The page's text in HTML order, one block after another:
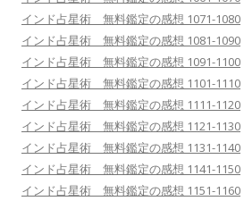
インド占星術 無料鑑定の感想 1071-1080
インド占星術 無料鑑定の感想 1081-1090
インド占星術 無料鑑定の感想 1091-1100
インド占星術 無料鑑定の感想 1101-1110
インド占星術 無料鑑定の感想 1111-1120
インド占星術 無料鑑定の感想 1121-1130
インド占星術 無料鑑定の感想 1131-1140
インド占星術 無料鑑定の感想 1141-1150
インド占星術 無料鑑定の感想 1151-1160